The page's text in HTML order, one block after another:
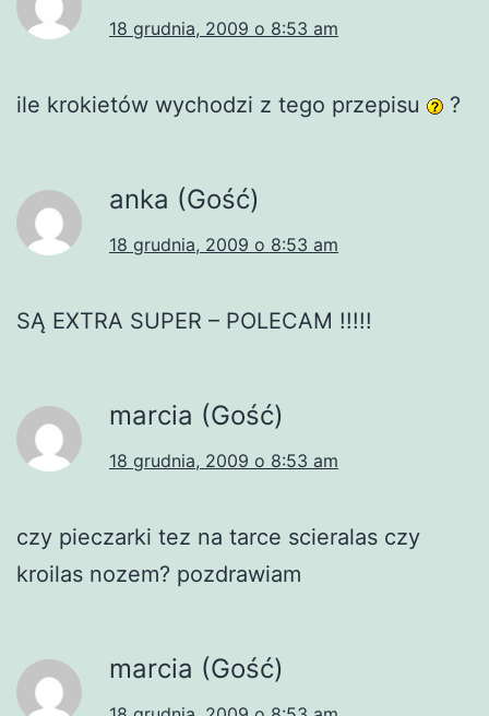
18 grudnia, 2009 o 8:53 am
ile krokietów wychodzi z tego przepisu ?
anka (Gość)
18 grudnia, 2009 o 8:53 am
SĄ EXTRA SUPER – POLECAM !!!!!
marcia (Gość)
18 grudnia, 2009 o 8:53 am
czy pieczarki tez na tarce scieralas czy
kroilas nozem? pozdrawiam
marcia (Gość)